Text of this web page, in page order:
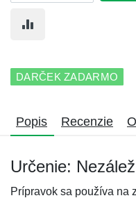
DARČEK ZADARMO
Popis Recenzie
Určenie:
Prípravok sa používa na